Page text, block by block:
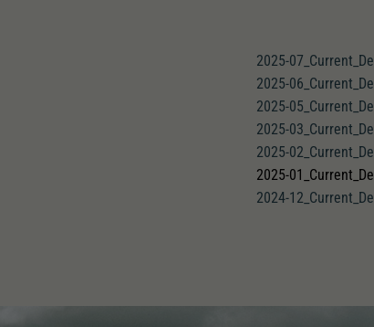
2025-
2025-
2025-
2025-
2025-
2025-
2024-